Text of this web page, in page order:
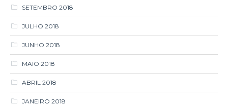
MAIO 2018
ABRIL 2018
JANEIRO 2018
DEZEMBRO 2017
OUTUBRO 2017
SETEMBRO 2017